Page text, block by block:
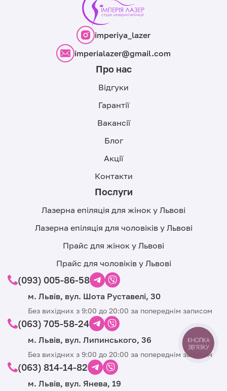
imperiya_lazer
imperialazer@gmail.com
Про нас
Відгуки
Гарантії
Вакансії
Блог
Акції
Контакти
Послуги
Лазерна епіляція для жінок у Львові
Лазерна епіляція для чоловіків у Львові
Прайс для жінок у Львові
Прайс для чоловіків у Львові
(093) 005-86-58
м. Львів, вул. Шота Руставелі, 30
Без вихідних з 9:00 до 20:00 за попереднім записом
(063) 705-58-24
м. Львів, вул. Липинського, 36
Без вихідних з 9:00 до 20:00 за попереднім записом
(063) 814-14-82
м. Львів, вул. Янева, 19
КНОПКА
ЗВ'ЯЗКУ